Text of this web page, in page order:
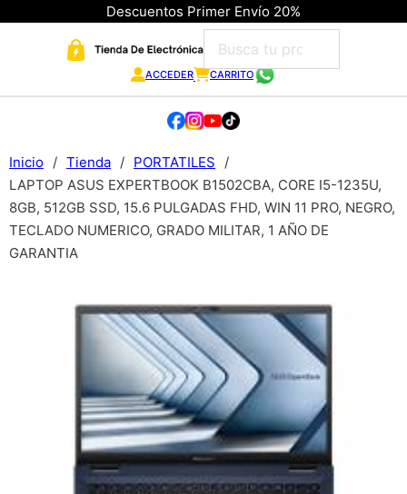
Descuentos Primer Envío 20%
ACCEDER CARRITO
Inicio / Tienda / PORTATILES
/
LAPTOP ASUS EXPERTBOOK B1502CBA, CORE I5-1235U,
8GB, 512GB SSD, 15.6 PULGADAS FHD, WIN 11 PRO, NEGRO,
TECLADO NUMERICO, GRADO MILITAR, 1 AÑO DE
GARANTIA